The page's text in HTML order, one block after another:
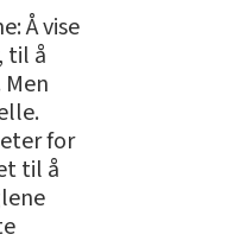
Å vise
til å
for
til å